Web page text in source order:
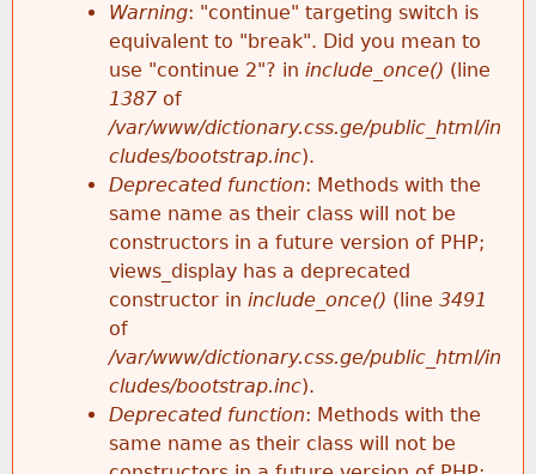
Warning: "continue" targeting switch is
equivalent to "break". Did you mean to
use "continue 2"? in include_once() (line
1387 of
/var/www/dictionary.css.ge/public_html/in
cludes/bootstrap.inc).
Deprecated function: Methods with the
same name as their class will not be
constructors in a future version of PHP;
views_display has a deprecated
constructor in include_once() (line 3491
of
/var/www/dictionary.css.ge/public_html/in
cludes/bootstrap.inc).
Deprecated function: Methods with the
same name as their class will not be